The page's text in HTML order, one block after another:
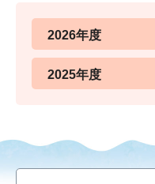
2026年度
2025年度